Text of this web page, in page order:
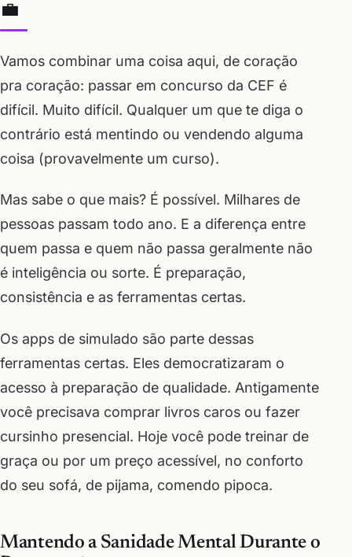
💼
Vamos combinar uma coisa aqui, de coração
pra coração: passar em concurso da CEF é
difícil. Muito difícil. Qualquer um que te diga o
contrário está mentindo ou vendendo alguma
coisa (provavelmente um curso).
Mas sabe o que mais? É possível. Milhares de
pessoas passam todo ano. E a diferença entre
quem passa e quem não passa geralmente não
é inteligência ou sorte. É preparação,
consistência e as ferramentas certas.
Os apps de simulado são parte dessas
ferramentas certas. Eles democratizaram o
acesso à preparação de qualidade. Antigamente
você precisava comprar livros caros ou fazer
cursinho presencial. Hoje você pode treinar de
graça ou por um preço acessível, no conforto
do seu sofá, de pijama, comendo pipoca.
Mantendo a Sanidade Mental Durante o